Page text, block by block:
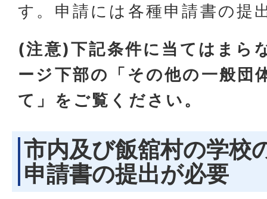
す。申請には各種申請書の提
(注意)下記条件に当てはまら
ージ下部の「 その他の一般団
て」をご覧ください。
市内及び飯舘村の学校
申請書の提出が必要